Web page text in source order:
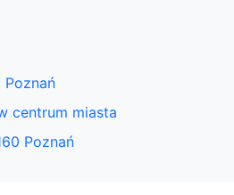
centrum miasta
Poznań